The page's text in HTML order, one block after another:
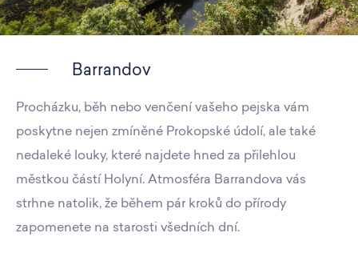
Barrandov
Procházku, běh nebo venčení vašeho pejska vám
poskytne nejen zmíněné Prokopské údolí, ale také
nedaleké louky, které najdete hned za přilehlou
městkou částí Holyní. Atmosféra Barrandova vás
strhne natolik, že během pár kroků do přírody
zapomenete na starosti všedních dní.